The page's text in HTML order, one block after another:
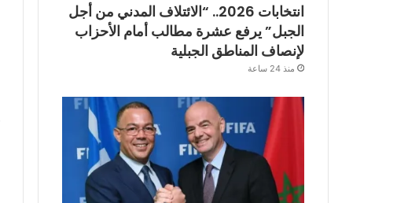
انتخابات 2026.. “الائتلاف المدني من أجل
الجبل” يرفع عشرة مطالب أمام الأحزاب
لإنصاف المناطق الجبلية
منذ 24 ساعة